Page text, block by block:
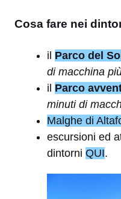
Cosa fare nei
il Parco del
di macchina
il Parco
minuti di
Malghe di
escursioni ed
dintorni QUI.